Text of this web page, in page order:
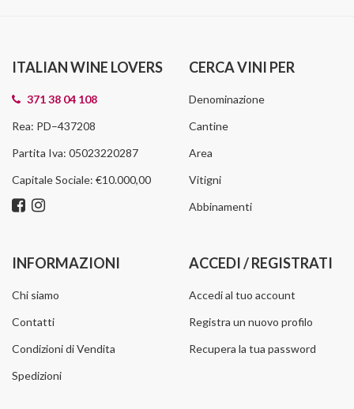
ITALIAN WINE LOVERS
371 38 04 108
Rea: PD–437208
Partita Iva: 05023220287
Capitale Sociale: €10.000,00
CERCA VINI PER
Denominazione
Cantine
Area
Vitigni
Abbinamenti
INFORMAZIONI
Chi siamo
Contatti
Condizioni di Vendita
Spedizioni
ACCEDI / REGISTRATI
Accedi al tuo account
Registra un nuovo profilo
Recupera la tua password